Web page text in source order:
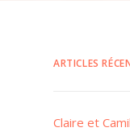
ARTICLES
Claire et